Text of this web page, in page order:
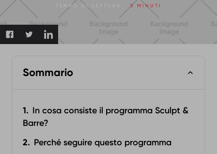
TEMPO DI LETTURA: 5 MINUTI
Sommario
In cosa consiste il programma Sculpt &
Barre?
Perché seguire questo programma